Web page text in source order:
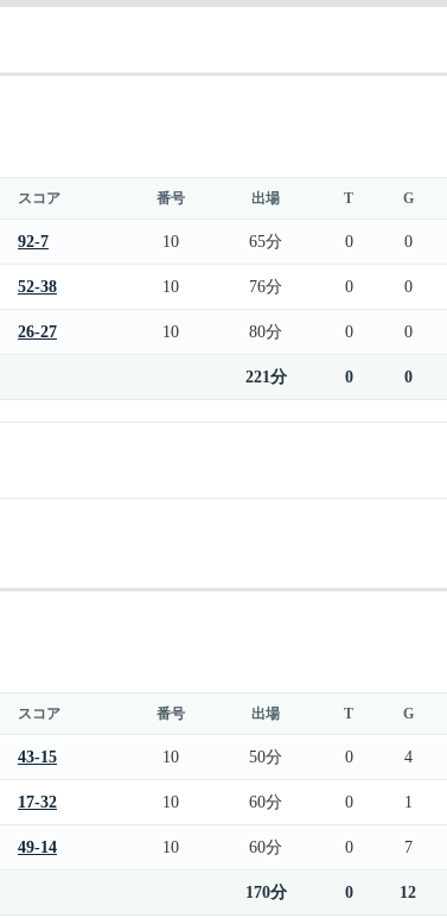
スコア 番号 出場 T G
92-7 10 65分 0 0
52-38 10 76分 0 0
26-27 10 80分 0 0
221分 0 0
スコア 番号 出場 T G
43-15 10 50分 0 4
17-32 10 60分 0 1
49-14 10 60分 0 7
170分 0 12